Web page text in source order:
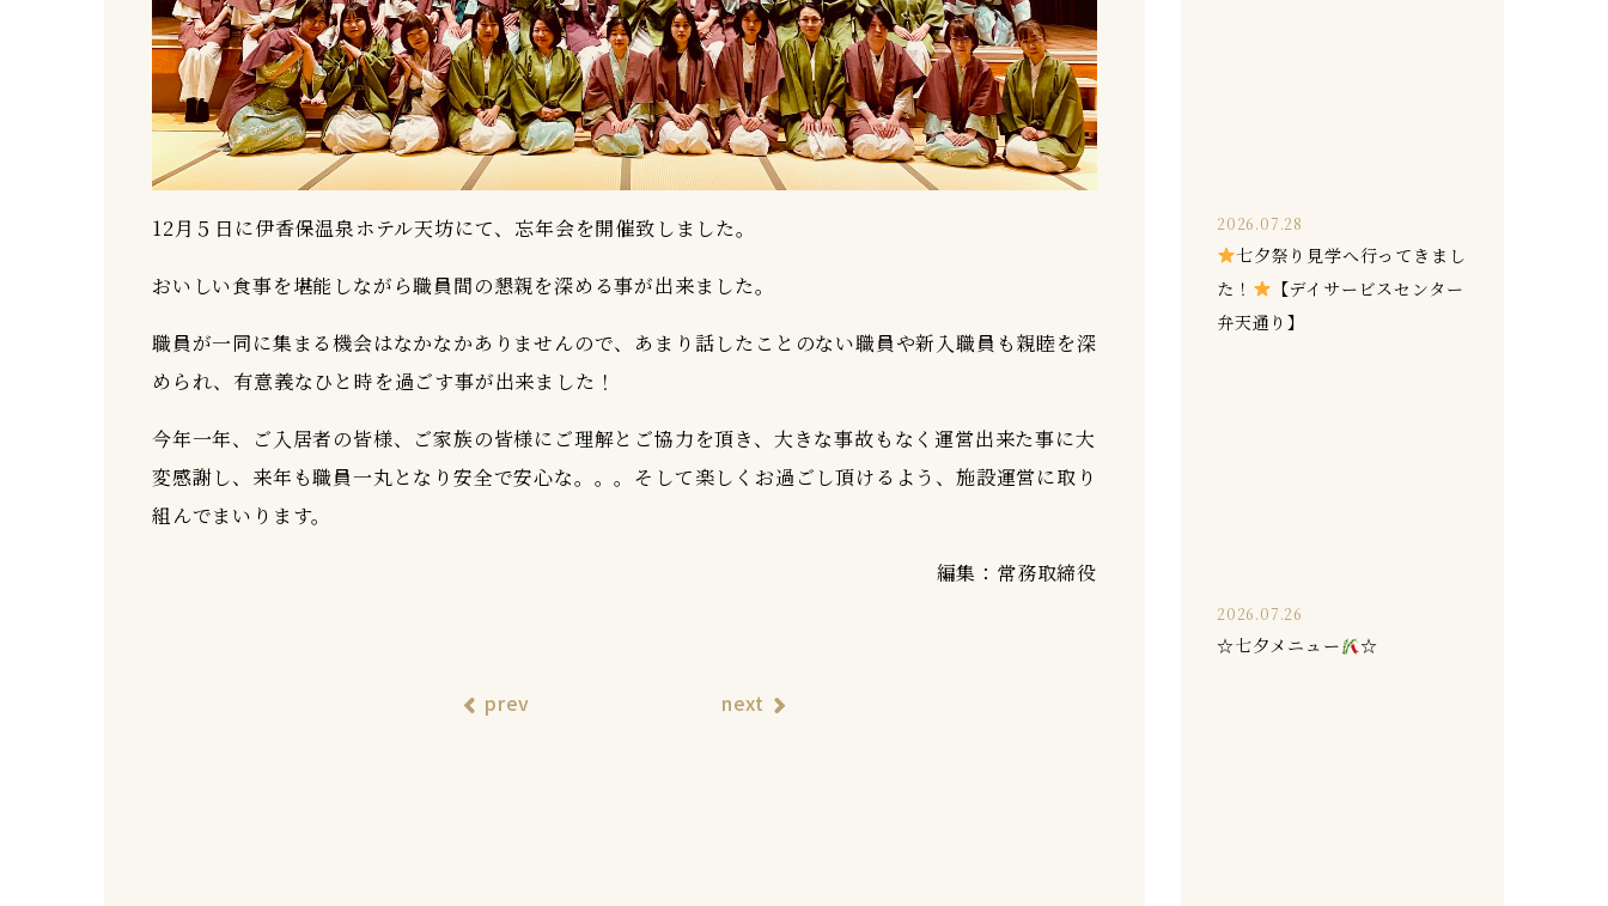
12月５日に伊香保温泉ホテル天坊にて、忘年会を開催致しました。
おいしい食事を堪能しながら職員間の懇親を深める事が出来ました。
職員が一同に集まる機会はなかなかありませんので、あまり話したことのない職員や新入職員も親睦を深
められ、有意義なひと時を過ごす事が出来ました！
今年一年、ご入居者の皆様、ご家族の皆様にご理解とご協力を頂き、大きな事故もなく運営出来た事に大
変感謝し、来年も職員一丸となり安全で安心な。。。そして楽しくお過ごし頂けるよう、施設運営に取り
組んでまいります。
編集：常務取締役
prev next
2026.07.28
七夕祭り見学へ行ってきまし
た！
【デイサービスセンター
弁天通り】
2026.07.26
☆七夕メニュー ☆